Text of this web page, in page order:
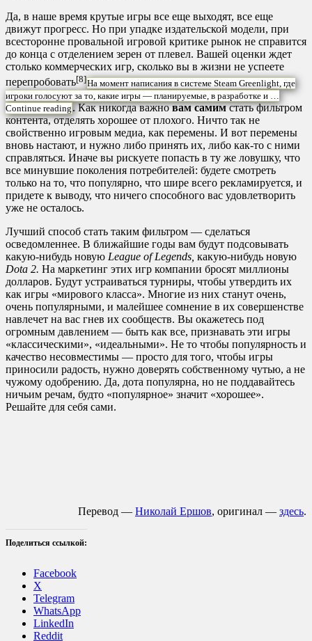
Да, в наше время крутые игры все еще выходят, все еще
движут прогресс. Но при упадке издательской модели, при
всесторонне провальной игровой критике рынок не справится
до конца с отделением зерен от плевел. Вашей оценки ждет
столько коммерческих игр, сколько вы в жизни не успеете
перепробовать[8]На момент написания в системе Steam Greenlight, где
игроки голосуют за то, какие игры — планируемые, в разработке и …
Continue reading . Как никогда важновам самимстать фильтром
контента, отделять хорошее от плохого. Ничто так не
свойственно игровым медиа, как перемены. И вот перемены
вновь настают, и нужно либо принять их, либо как-то с ними
справляться. Иначе вы рискуете попасть в ту же ловушку, что
все минувшие поколения потребителей: будете смотреть
только на то, что популярно, что шире всего рекламируется, и
придете к выводу, что ничего способного вас удовлетворить
уже не осталось.
Лучший способ стать таким фильтром — сделаться
осведомленнее. В ближайшие годы вам будут подсовывать
какую-нибудь новую League of Legends, какую-нибудь новую
Dota 2. На маркетинг этих игр компании бросят миллионы
долларов. Будут устраиваться турниры, чтобы утвердить их
как игры «мирового класса». Многие из них станут очень,
очень популярными, и малейшее сомнение в их совершенстве
навлечет на вас гнев их сообществ. Вы окажетесь под
огромным давлением — быть как все, признавать эти игры
«классическими», «идеальными». Не то чтобы популярность и
качество несовместимы — просто для того, чтобы игры
приносили радость, нужно доверять собственному чутью, а не
чужому одобрению. Да, дота популярна, но не поддавайтесь
ничьим речам, будто «популярное» значит «хорошее».
Решайте для себя сами.
Перевод — Николай Ершов, оригинал — здесь.
Поделиться ссылкой:
Facebook
X
Telegram
WhatsApp
LinkedIn
Reddit